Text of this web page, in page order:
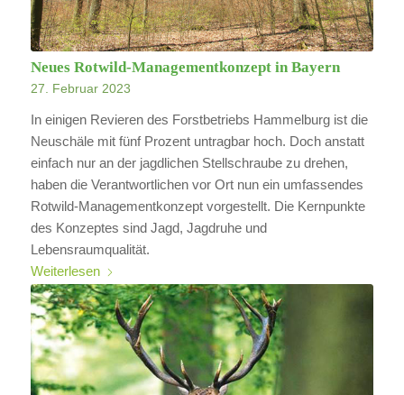
Neues Rotwild-Managementkonzept in Bayern
27. Februar 2023
In einigen Revieren des Forstbetriebs Hammelburg ist die
Neuschäle mit fünf Prozent untragbar hoch. Doch anstatt
einfach nur an der jagdlichen Stellschraube zu drehen,
haben die Verantwortlichen vor Ort nun ein umfassendes
Rotwild-Managementkonzept vorgestellt. Die Kernpunkte
des Konzeptes sind Jagd, Jagdruhe und
Lebensraumqualität.
Weiterlesen